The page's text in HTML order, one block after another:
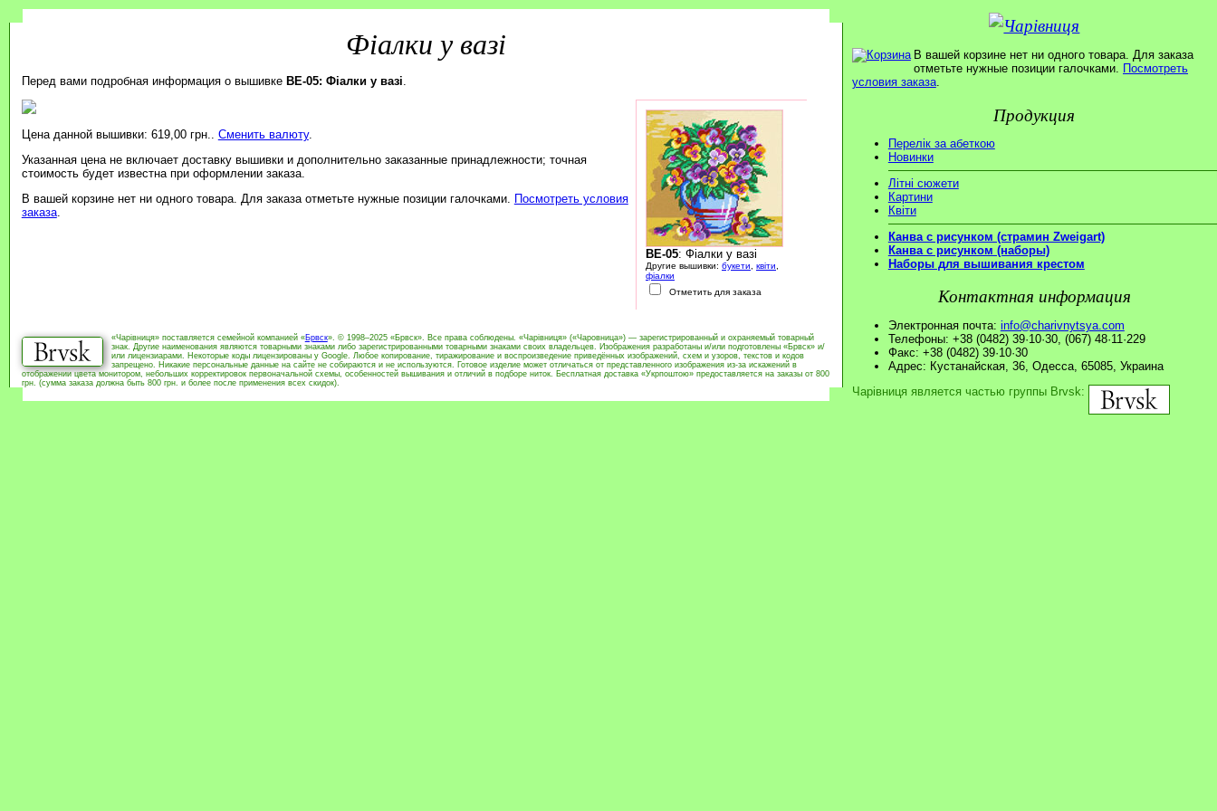
Фіалки у вазі
Перед вами подробная информация о вышивке BE-05: Фіалки у вазі
BE-05: Фіалки у вазі
Другие вышивки: букети квіти
фіалки
Отметить для заказа
Цена данной вышивки: 619,00 грн.. Сменить валюту.
Указанная цена не включает доставку вышивки и дополнительно заказанные принадлежности; точная
стоимость будет известна при оформлении заказа.
В вашей корзине нет ни одного товара. Для заказа отметьте нужные позиции галочками.
Посмотреть условия
заказа.
«Чарівниця» поставляется семейной компанией «Брвск». © 1998–2025 «Брвск». Все права соблюдены. «Чарівниця» («Чаровница») — зарегистрированный и охраняемый товарный
знак. Другие наименования являются товарными знаками либо зарегистрированными товарными знаками своих владельцев. Изображения разработаны и/или подготовлены «Брвск» и/
или лицензиарами. Некоторые коды лицензированы у Google. Любое копирование, тиражирование и воспроизведение приведённых изображений, схем и узоров, текстов и кодов
запрещено. Никакие персональные данные на сайте не собираются и не используются. Готовое изделие может отличаться от представленного изображения из-за искажений в
отображении цвета монитором, небольших корректировок первоначальной схемы, особенностей вышивания и отличий в подборе ниток. Бесплатная доставка «Укрпоштою» предоставляется на заказы от 800
грн. (сумма заказа должна быть 800 грн. и более после применения всех скидок).
В вашей корзине нет ни одного товара. Для заказа
отметьте нужные позиции галочками. Посмотреть
условия заказа.
Продукция
Перелік за абеткою
Новинки
Літні сюжети
Картини
Квіти
Канва с рисунком (страмин Zweigart)
Канва с рисунком (наборы)
Наборы для вышивания крестом
Контактная информация
Электронная почта: info@charivnytsya.com
Телефоны: +38 (0482) 39·10·30, (067) 48·11·229
Факс: +38 (0482) 39·10·30
Адрес: Кустанайская, 36, Одесса, 65085, Украина
Чарівниця является частью группы Brvsk: